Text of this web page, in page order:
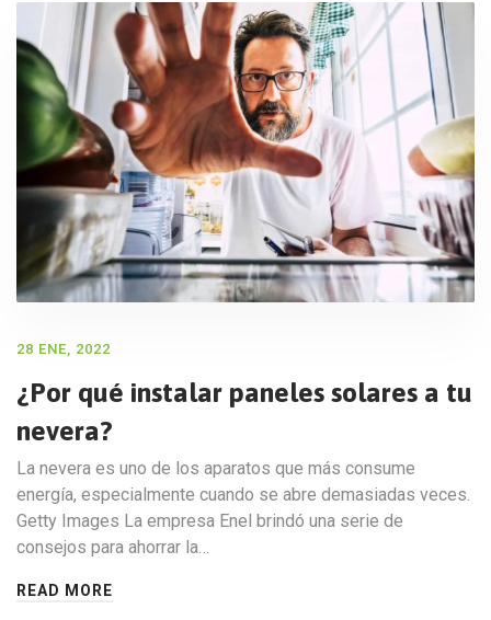
28 ENE, 2022
¿Por qué instalar paneles solares a tu
nevera?
La nevera es uno de los aparatos que más consume
energía, especialmente cuando se abre demasiadas veces.
Getty Images La empresa Enel brindó una serie de
consejos para ahorrar la…
READ MORE